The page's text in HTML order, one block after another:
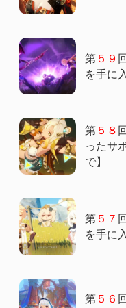
第５９
を手に
第５８
ったサ
で】
第５７
を手に
第５６